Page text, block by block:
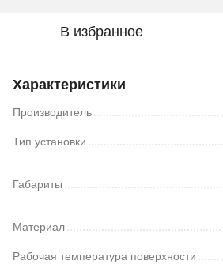
В избранное
Характеристики
Производитель
Тип установки
Габариты
Материал
Рабочая температура поверхности